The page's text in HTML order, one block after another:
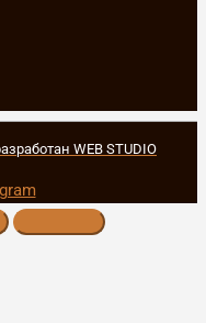
WEB STUDIO